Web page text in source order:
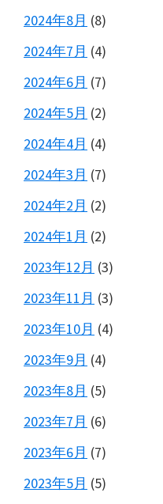
2024年8月 (8)
2024年7月 (4)
2024年6月 (7)
2024年5月 (2)
2024年4月 (4)
2024年3月 (7)
2024年2月 (2)
2024年1月 (2)
2023年12月 (3)
2023年11月 (3)
2023年10月 (4)
2023年9月 (4)
2023年8月 (5)
2023年7月 (6)
2023年6月 (7)
2023年5月 (5)